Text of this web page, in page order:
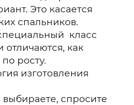
Это касается
спальников.
класс
как
росту.
изготовления
выбираете, спросите